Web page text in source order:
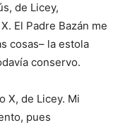
de Licey,
El Padre Bazán me
cosas– la estola
conservo.
X, de Licey. Mi
pues